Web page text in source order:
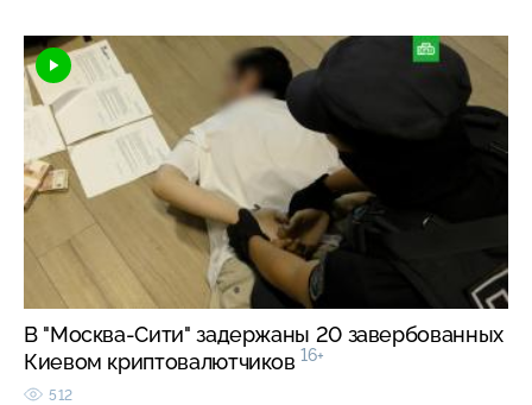
В "Москва-Сити" задержаны 20 завербованных
Киевом криптовалютчиков 16+
512